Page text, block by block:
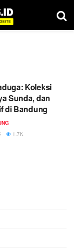
Koleksi
Sunda, dan
di Bandung
1.7K